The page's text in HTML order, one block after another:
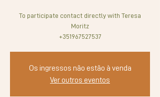
To participate contact directly with Teresa
Moritz
+351967527537
Os ingressos não estão à venda
Ver outros eventos